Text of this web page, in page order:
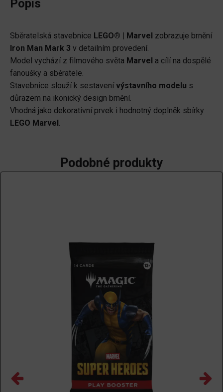
Popis
Sběratelská stavebnice LEGO® | Marvel zobrazuje brnění
Iron Man Mark 3 v detailním provedení.
Model vychází z filmového světa Marvel a cílí na dospělé
fanoušky a sběratele.
Stavebnice slouží k sestavenívýstavního modelu s
důrazem na ikonický design brnění.
Vhodná jako dekorativní prvek i hodnotný doplněk sbírky
LEGO Marvel.
Podobné produkty